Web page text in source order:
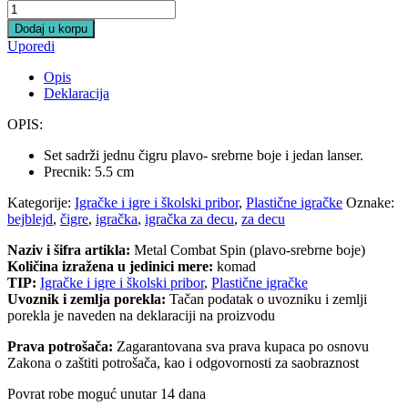
Dodaj u korpu
Uporedi
Opis
Deklaracija
OPIS:
Set sadrži jednu čigru plavo- srebrne boje i jedan lanser.
Precnik: 5.5 cm
Kategorije: Igračke i igre i školski pribor, Plastične igračke Oznake:
bejblejd, čigre, igračka, igračka za decu, za decu
Naziv i šifra artikla: Metal Combat Spin (plavo-srebrne boje)
Količina izražena u jedinici mere: komad
TIP: Igračke i igre i školski pribor, Plastične igračke
Uvoznik i zemlja porekla: Tačan podatak o uvozniku i zemlji
porekla je naveden na deklaraciji na proizvodu
Prava potrošača: Zagarantovana sva prava kupaca po osnovu
Zakona o zaštiti potrošača, kao i odgovornosti za saobraznost
Povrat robe moguć unutar 14 dana